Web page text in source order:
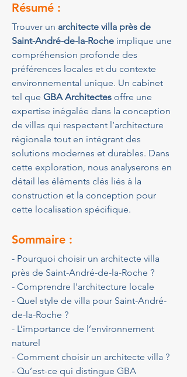
Résumé :
Trouver un architecte villa près de
Saint-André-de-la-Roche implique une
compréhension profonde des
préférences locales et du contexte
environnemental unique. Un cabinet
tel que GBA Architectes offre une
expertise inégalée dans la conception
de villas qui respectent l’architecture
régionale tout en intégrant des
solutions modernes et durables. Dans
cette exploration, nous analyserons en
détail les éléments clés liés à la
construction et la conception pour
cette localisation spécifique.
Sommaire :
- Pourquoi choisir un architecte villa
près de Saint-André-de-la-Roche ?
- Comprendre l'architecture locale
- Quel style de villa pour Saint-André-
de-la-Roche ?
- L’importance de l’environnement
naturel
- Comment choisir un architecte villa ?
- Qu’est-ce qui distingue GBA